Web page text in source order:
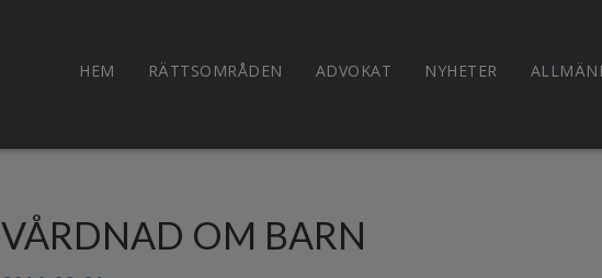
HEM RÄTTSOMRÅDEN ADVOKAT NYHETER
VÅRDNAD OM BARN